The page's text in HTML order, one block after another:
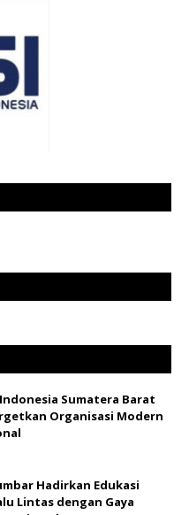
Sumatera Barat
Organisasi Modern
Hadirkan Edukasi
Lintas dengan Gaya